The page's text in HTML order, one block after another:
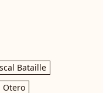
Bataille
Otero